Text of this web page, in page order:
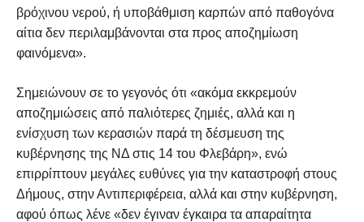
βρόχινου νερού, ή υποβάθμιση καρπών από παθογόνα
αίτια δεν περιλαμβάνονται στα προς αποζημίωση
φαινόμενα».
Σημειώνουν σε το γεγονός ότι «ακόμα εκκρεμούν
αποζημιώσεις από παλιότερες ζημιές, αλλά και η
ενίσχυση των κερασιών παρά τη δέσμευση της
κυβέρνησης της ΝΔ στις 14 του Φλεβάρη», ενώ
επιρρίπτουν μεγάλες ευθύνες για την καταστροφή στους
Δήμους, στην Αντιπεριφέρεια, αλλά και στην κυβέρνηση,
αφού όπως λένε «δεν έγιναν έγκαιρα τα απαραίτητα